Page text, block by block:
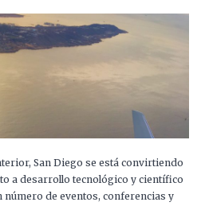
San Diego se está convirtiendo
a desarrollo tecnológico y científico
número de eventos, conferencias y